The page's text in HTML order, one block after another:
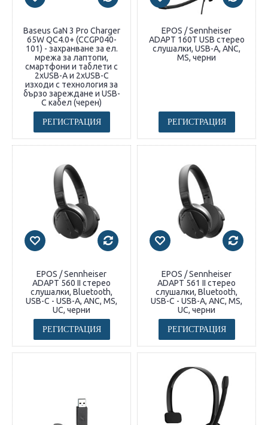
Baseus GaN 3 Pro Charger
65W QC4.0+ (CCGP040-
101) - захранване за ел.
мрежа за лаптопи,
смартфони и таблети с
2xUSB-A и 2xUSB-C
изходи с технология за
бързо зареждане и USB-
C кабел (черен)
РЕГИСТРАЦИЯ
EPOS / Sennheiser
ADAPT 160T USB стерео
слушалки, USB-A, ANC,
MS, черни
РЕГИСТРАЦИЯ
EPOS / Sennheiser
ADAPT 560 II стерео
слушалки, Bluetooth,
USB-C - USB-A, ANC, MS,
UC, черни
РЕГИСТРАЦИЯ
EPOS / Sennheiser
ADAPT 561 II стерео
слушалки, Bluetooth,
USB-C - USB-A, ANC, MS,
UC, черни
РЕГИСТРАЦИЯ